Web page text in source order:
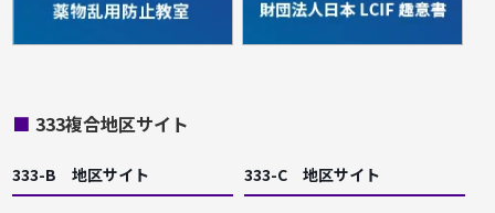
■ 333複合地区サイト
333-B 地区サイト 333-C 地区サイト